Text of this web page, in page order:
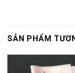
SẢN PHẨM